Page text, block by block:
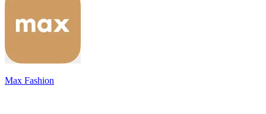
Max Fashion